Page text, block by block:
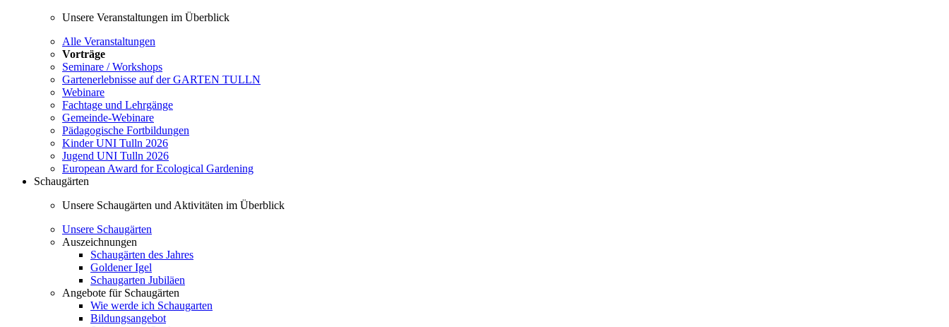
Unsere Veranstaltungen im Überblick
Alle Veranstaltungen
Vorträge
Seminare / Workshops
Gartenerlebnisse auf der GARTEN TULLN
Webinare
Fachtage und Lehrgänge
Gemeinde-Webinare
Pädagogische Fortbildungen
Kinder UNI Tulln 2026
Jugend UNI Tulln 2026
European Award for Ecological Gardening
Schaugärten
Unsere Schaugärten und Aktivitäten im Überblick
Unsere Schaugärten
Auszeichnungen
Schaugärten des Jahres
Goldener Igel
Schaugarten Jubiläen
Angebote für Schaugärten
Wie werde ich Schaugarten
Bildungsangebot